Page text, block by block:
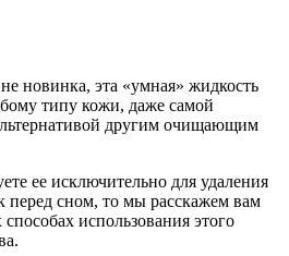
новинка, эта «умная» жидкость
типу кожи, даже самой
другим очищающим
ее исключительно для удаления
перед сном, то мы расскажем вам
использования этого